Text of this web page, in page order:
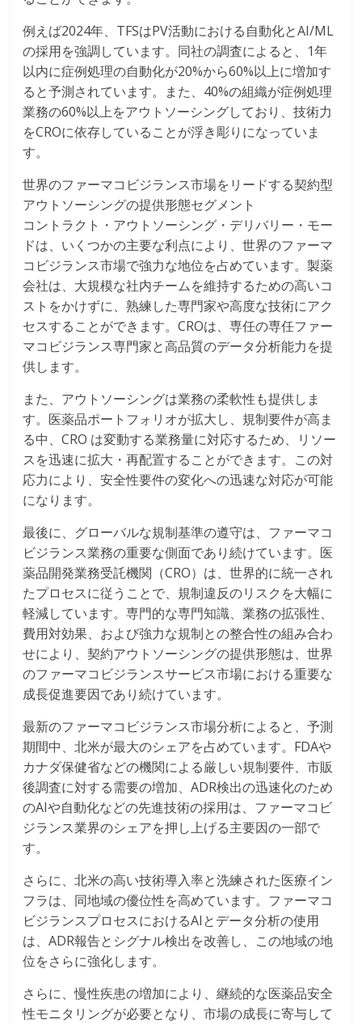
例えば2024年、TFSはPV活動における自動化とAI/ML
の採用を強調しています。同社の調査によると、1年
以内に症例処理の自動化が20%から60%以上に増加す
ると予測されています。また、40%の組織が症例処理
業務の60%以上をアウトソーシングしており、技術力
をCROに依存していることが浮き彫りになっていま
す。
世界のファーマコビジランス市場をリードする契約型
アウトソーシングの提供形態セグメント
コントラクト・アウトソーシング・デリバリー・モー
ドは、いくつかの主要な利点により、世界のファーマ
コビジランス市場で強力な地位を占めています。製薬
会社は、大規模な社内チームを維持するための高いコ
ストをかけずに、熟練した専門家や高度な技術にアク
セスすることができます。CROは、専任の専任ファー
マコビジランス専門家と高品質のデータ分析能力を提
供します。
また、アウトソーシングは業務の柔軟性も提供しま
す。医薬品ポートフォリオが拡大し、規制要件が高ま
る中、CRO は変動する業務量に対応するため、リソー
スを迅速に拡大・再配置することができます。この対
応力により、安全性要件の変化への迅速な対応が可能
になります。
最後に、グローバルな規制基準の遵守は、ファーマコ
ビジランス業務の重要な側面であり続けています。医
薬品開発業務受託機関（CRO）は、世界的に統一され
たプロセスに従うことで、規制違反のリスクを大幅に
軽減しています。専門的な専門知識、業務の拡張性、
費用対効果、および強力な規制との整合性の組み合わ
せにより、契約アウトソーシングの提供形態は、世界
のファーマコビジランスサービス市場における重要な
成長促進要因であり続けています。
最新のファーマコビジランス市場分析によると、予測
期間中、北米が最大のシェアを占めています。FDAや
カナダ保健省などの機関による厳しい規制要件、市販
後調査に対する需要の増加、ADR検出の迅速化のため
のAIや自動化などの先進技術の採用は、ファーマコビ
ジランス業界のシェアを押し上げる主要因の一部で
す。
さらに、北米の高い技術導入率と洗練された医療イン
フラは、同地域の優位性を高めています。ファーマコ
ビジランスプロセスにおけるAIとデータ分析の使用
は、ADR報告とシグナル検出を改善し、この地域の地
位をさらに強化します。
さらに、慢性疾患の増加により、継続的な医薬品安全
性モニタリングが必要となり、市場の成長に寄与して